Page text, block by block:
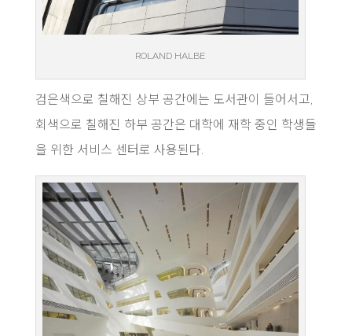
ROLAND HALBE
검은색으로 칠해진 상부 공간에는 도서관이 들어서고,
회색으로 칠해진 하부 공간은 대학에 재학 중인 학생들
을 위한 서비스 센터로 사용된다.